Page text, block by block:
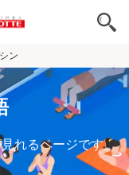
ン
れるページです。